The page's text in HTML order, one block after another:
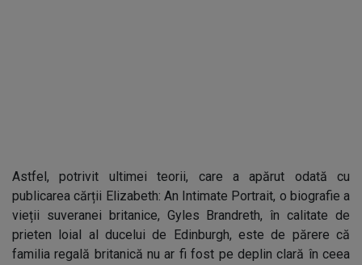
Astfel, potrivit ultimei teorii, care a apărut odată cu
publicarea cărții Elizabeth: An Intimate Portrait, o biografie a
vieții suveranei britanice, Gyles Brandreth, în calitate de
prieten loial al ducelui de Edinburgh, este de părere că
familia regală britanică nu ar fi fost pe deplin clară în ceea